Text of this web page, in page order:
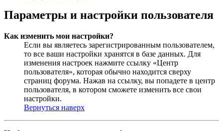
Параметры и настройки пользователя
Как изменить мои настройки?
Если вы являетесь зарегистрированным пользователем,
то все ваши настройки хранятся в базе данных. Для
изменения настроек нажмите ссылку «Центр
пользователя», которая обычно находится сверху
страниц форума. Нажав на ссылку, вы попадете в центр
пользователя, в котором сможете изменить все свои
настройки.
Вернуться наверх